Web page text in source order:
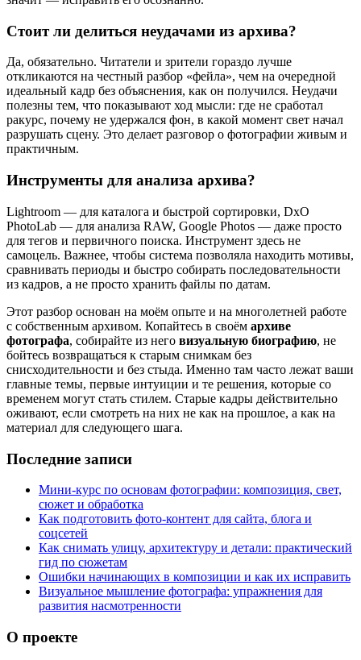
Стоит ли делиться неудачами из архива?
Да, обязательно. Читатели и зрители гораздо лучше
откликаются на честный разбор «фейла», чем на очередной
идеальный кадр без объяснения, как он получился. Неудачи
полезны тем, что показывают ход мысли: где не сработал
ракурс, почему не удержался фон, в какой момент свет начал
разрушать сцену. Это делает разговор о фотографии живым и
практичным.
Инструменты для анализа архива?
Lightroom — для каталога и быстрой сортировки, DxO
PhotoLab — для анализа RAW, Google Photos — даже просто
для тегов и первичного поиска. Инструмент здесь не
самоцель. Важнее, чтобы система позволяла находить мотивы,
сравнивать периоды и быстро собирать последовательности
из кадров, а не просто хранить файлы по датам.
Этот разбор основан на моём опыте и на многолетней работе
с собственным архивом. Копайтесь в своём архиве
фотографа, собирайте из него визуальную биографию, не
бойтесь возвращаться к старым снимкам без
снисходительности и без стыда. Именно там часто лежат ваши
главные темы, первые интуиции и те решения, которые со
временем могут стать стилем. Старые кадры действительно
оживают, если смотреть на них не как на прошлое, а как на
материал для следующего шага.
Последние записи
Мини-курс по основам фотографии: композиция, свет,
сюжет и обработка
Как подготовить фото-контент для сайта, блога и
соцсетей
Как снимать улицу, архитектуру и детали: практический
гид по сюжетам
Ошибки начинающих в композиции и как их исправить
Визуальное мышление фотографа: упражнения для
развития насмотренности
О проекте